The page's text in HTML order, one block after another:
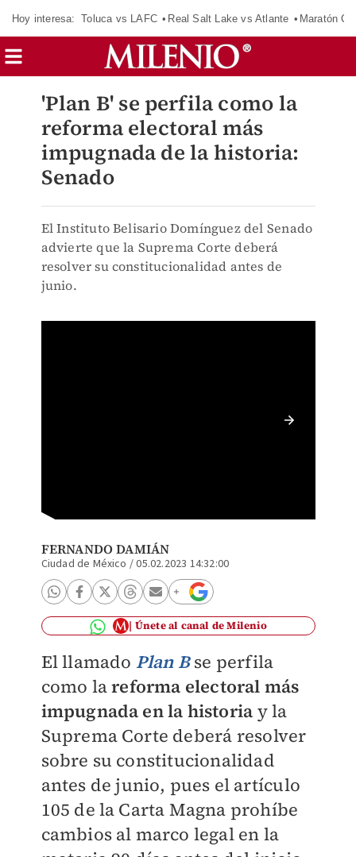
Hoy interesa: Toluca vs LAFC Real Salt Lake vs Atlante Maratón
'Plan B' se perfila como la
reforma electoral más
impugnada de la historia:
Senado
El Instituto Belisario Domínguez del Senado
advierte que la Suprema Corte deberá
resolver su constitucionalidad antes de
junio.
FERNANDO DAMIÁN
Ciudad de México /05.02.2023 14:32:00
Únete al canal de Milenio
El llamado Plan B se perfila
como lareforma electoral más
impugnada en la historia y la
Suprema Corte deberá resolver
sobre su constitucionalidad
antes de junio, pues el artículo
105 de la Carta Magna prohíbe
cambios al marco legal en la